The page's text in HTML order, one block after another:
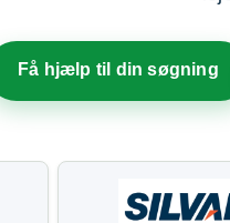
Få hjælp til din søgning